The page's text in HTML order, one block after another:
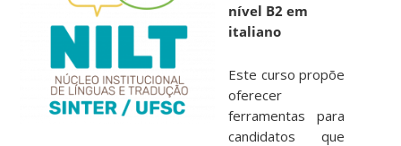
nível B2 em
italiano
Este curso propõe
oferecer
ferramentas para
candidatos que